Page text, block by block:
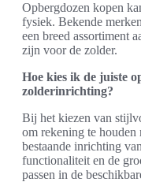
Opbergdozen kopen
fysiek. Bekende
een breed assortiment
zijn voor de zolder.
Hoe kies ik de juiste
zolderinrichting?
Bij het kiezen van
om rekening te houden
bestaande inrichting
functionaliteit en de
passen in de